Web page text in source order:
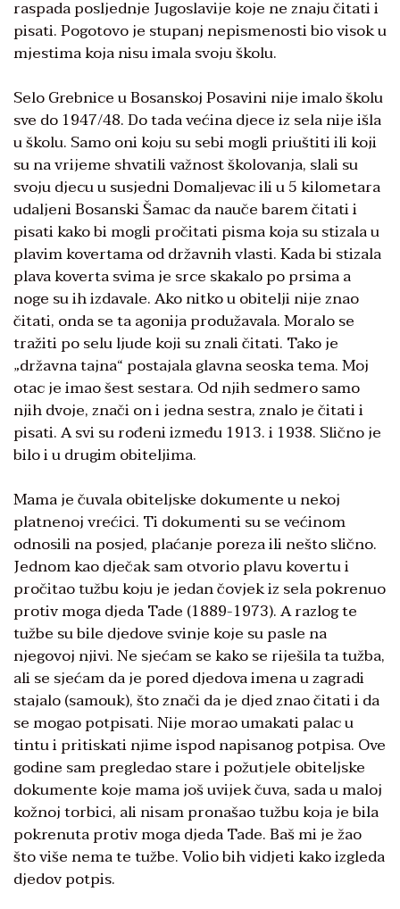
raspada posljednje Jugoslavije koje ne znaju čitati i
pisati. Pogotovo je stupanj nepismenosti bio visok u
mjestima koja nisu imala svoju školu.
Selo Grebnice u Bosanskoj Posavini nije imalo školu
sve do 1947/48. Do tada većina djece iz sela nije išla
u školu. Samo oni koju su sebi mogli priuštiti ili koji
su na vrijeme shvatili važnost školovanja, slali su
svoju djecu u susjedni Domaljevac ili u 5 kilometara
udaljeni Bosanski Šamac da nauče barem čitati i
pisati kako bi mogli pročitati pisma koja su stizala u
plavim kovertama od državnih vlasti. Kada bi stizala
plava koverta svima je srce skakalo po prsima a
noge su ih izdavale. Ako nitko u obitelji nije znao
čitati, onda se ta agonija produžavala. Moralo se
tražiti po selu ljude koji su znali čitati. Tako je
„državna tajna“ postajala glavna seoska tema. Moj
otac je imao šest sestara. Od njih sedmero samo
njih dvoje, znači on i jedna sestra, znalo je čitati i
pisati. A svi su rođeni između 1913. i 1938. Slično je
bilo i u drugim obiteljima.
Mama je čuvala obiteljske dokumente u nekoj
platnenoj vrećici. Ti dokumenti su se većinom
odnosili na posjed, plaćanje poreza ili nešto slično.
Jednom kao dječak sam otvorio plavu kovertu i
pročitao tužbu koju je jedan čovjek iz sela pokrenuo
protiv moga djeda Tade (1889-1973). A razlog te
tužbe su bile djedove svinje koje su pasle na
njegovoj njivi. Ne sjećam se kako se riješila ta tužba,
ali se sjećam da je pored djedova imena u zagradi
stajalo (samouk), što znači da je djed znao čitati i da
se mogao potpisati. Nije morao umakati palac u
tintu i pritiskati njime ispod napisanog potpisa. Ove
godine sam pregledao stare i požutjele obiteljske
dokumente koje mama još uvijek čuva, sada u maloj
kožnoj torbici, ali nisam pronašao tužbu koja je bila
pokrenuta protiv moga djeda Tade. Baš mi je žao
što više nema te tužbe. Volio bih vidjeti kako izgleda
djedov potpis.